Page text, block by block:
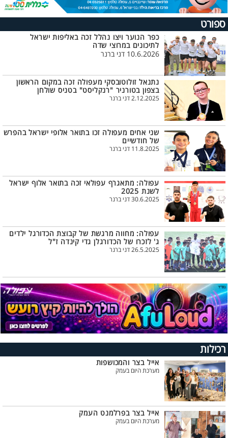
ספורט
כפר הנוער ויצו נהלל זכה באליפות ישראל
לתיכונים במרוצי שדה
10.6.2026 דני ברנר
נתנאל זולוטובסקי מעפולה זכה במקום הראשון
בצפון בטורניר "רנקליסט" בטניס שולחן
2.12.2025 דני ברנר
שני אחים מעפולה זכו בתואר אלופי ישראל בהפרש
של חודשיים
11.8.2025 דני ברנר
עפולה: מתאגרף עפולאי זכה בתואר אלוף ישראל
לשנת 2025
30.6.2025 דני ברנר
עפולה: מחווה מרגשת של קבוצת הכדורגל ילדים
ג' לזכרו של הכדורגלן גדי קינדה ז"ל
26.5.2025 דני ברנר
רכילות
אייל בצר והמכושפות
מערכת היום בעמק
אייל בצר בפרלמנט העמק
מערכת היום בעמק